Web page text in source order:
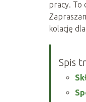
pracy. To
kolację
Spis